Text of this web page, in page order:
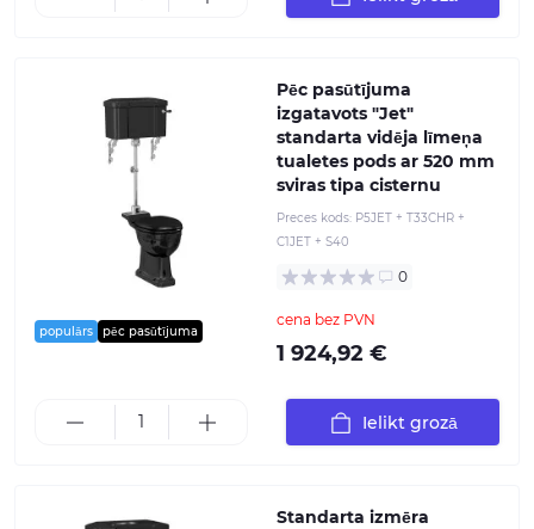
populārs pēc pasūtījuma
Pēc pasūtījuma
izgatavots "Jet"
standarta vidēja līmeņa
tualetes pods ar 520 mm
sviras tipa cisternu
Preces kods: P5JET + T33CHR +
C1JET + S40
0
cena bez PVN
1 924,92 €
Ielikt grozā
Standarta izmēra